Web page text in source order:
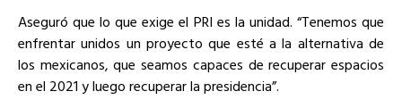
Aseguró que lo que exige el PRI es la unidad. “Tenemos que
enfrentar unidos un proyecto que esté a la alternativa de
los mexicanos, que seamos capaces de recuperar espacios
en el 2021 y luego recuperar la presidencia”.